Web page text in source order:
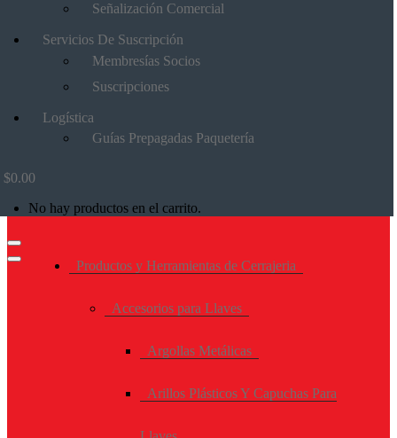
Señalización Comercial
Servicios De Suscripción
Membresías Socios
Suscripciones
Logística
Guías Prepagadas Paquetería
$0.00
No hay productos en el carrito.
Productos y Herramientas de Cerrajeria
Accesorios para Llaves
Argollas Metálicas
Arillos Plásticos Y Capuchas Para